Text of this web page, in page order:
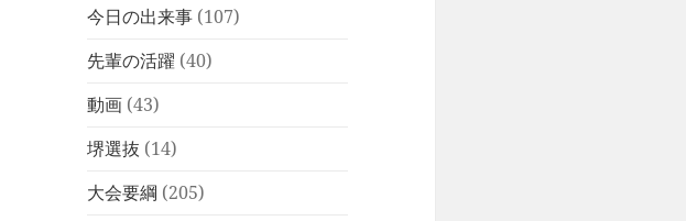
今日の出来事 (107)
先輩の活躍 (40)
動画 (43)
堺選抜 (14)
大会要綱 (205)